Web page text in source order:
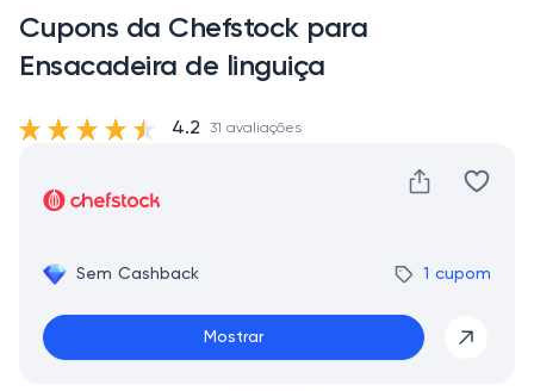
Cupons da Chefstock para
Ensacadeira de linguiça
Sem Cashback 1 cupom
Mostrar
4.2 31 avaliações